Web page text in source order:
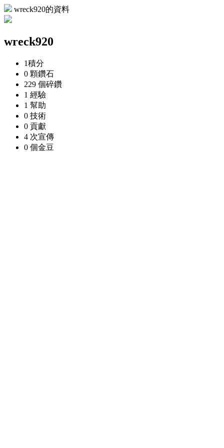
wreck920的資料
wreck920
1積分
0 顆鑽石
229 個碎鑽
1 經驗
1 幫助
0 技術
0 貢獻
4 次宣傳
0 個金豆